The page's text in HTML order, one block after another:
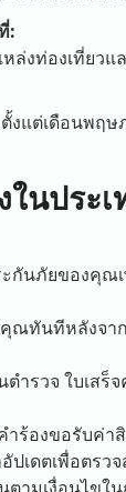
:
ล่งท่องเที่ยว
งแต่เดือนพฤ
นประเ
นภัยของคุณ
ทันทีหลังจา
ำรวจ ใบเสร็
ร้องขอรับค่า
เดตเพื่อตรว
ามเงื่อนไขใ